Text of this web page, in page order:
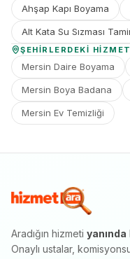
Ahşap Kapı Boyama
Alt Kata Su Sızması
ŞEHIRLERDEKI
Mersin Daire Boyama
Mersin Boya Badana
Mersin Ev Temizliği
Aradığın hizmeti yanında
Onaylı ustalar,